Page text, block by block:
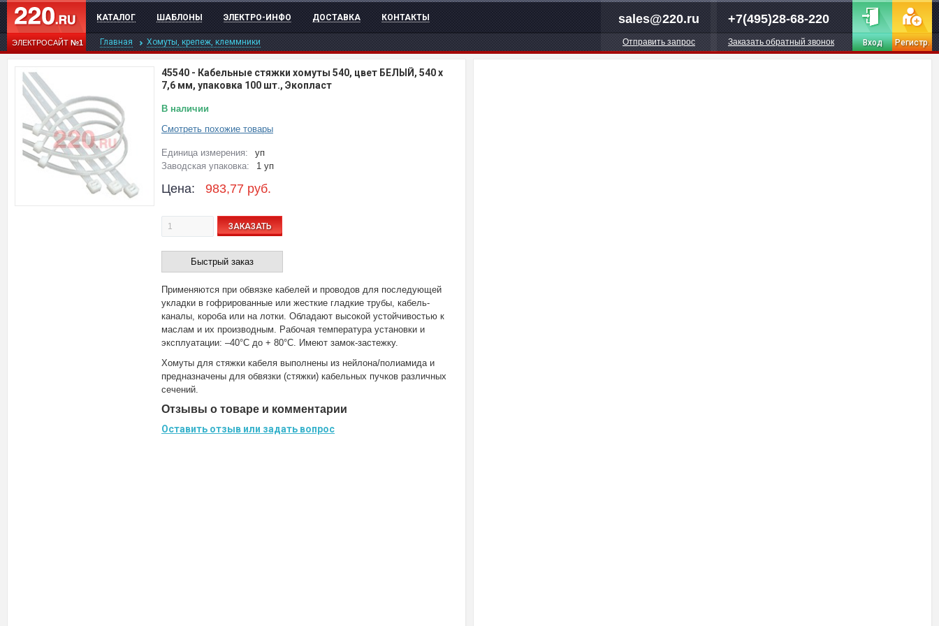
ЭЛЕКТРОСАЙТ№1
КАТАЛОГ ШАБЛОНЫ ЭЛЕКТРО-ИНФО ДОСТАВКА КОНТАКТЫ sales@220.ru
Отправить запрос
+7(495)28-68-220
Заказать обратный звонок Вход Регистр.
Главная Хомуты, крепеж, клеммники
45540 - Кабельные стяжки хомуты 540, цвет БЕЛЫЙ, 540 x
7,6 мм, упаковка 100 шт., Экопласт
В наличии
Смотреть похожие товары
Единица измерения:
уп
Заводская упаковка:
1 уп
Цена: 983,77 руб.
ЗАКАЗАТЬ
Быстрый заказ
Применяются при обвязке кабелей и проводов для последующей
укладки в гофрированные или жесткие гладкие трубы, кабель-
каналы, короба или на лотки. Обладают высокой устойчивостью к
маслам и их производным. Рабочая температура установки и
эксплуатации: –40°C до + 80°С. Имеют замок-застежку.
Хомуты для стяжки кабеля выполнены из нейлона/полиамида и
предназначены для обвязки (стяжки) кабельных пучков различных
сечений.
Отзывы о товаре и комментарии
Оставить отзыв или задать вопрос